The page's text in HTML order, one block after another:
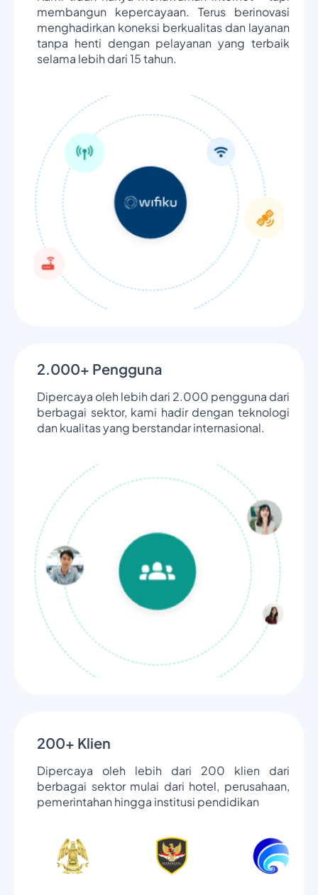
membangun kepercayaan. Terus berinovasi
menghadirkan koneksi berkualitas dan layanan
tanpa henti dengan pelayanan yang terbaik
selama lebih dari 15 tahun.
2.000+ Pengguna
Dipercaya oleh lebih dari 2.000 pengguna dari
berbagai sektor, kami hadir dengan teknologi
dan kualitas yang berstandar internasional.
200+ Klien
Dipercaya oleh lebih dari 200 klien dari
berbagai sektor mulai dari hotel, perusahaan,
pemerintahan hingga institusi pendidikan